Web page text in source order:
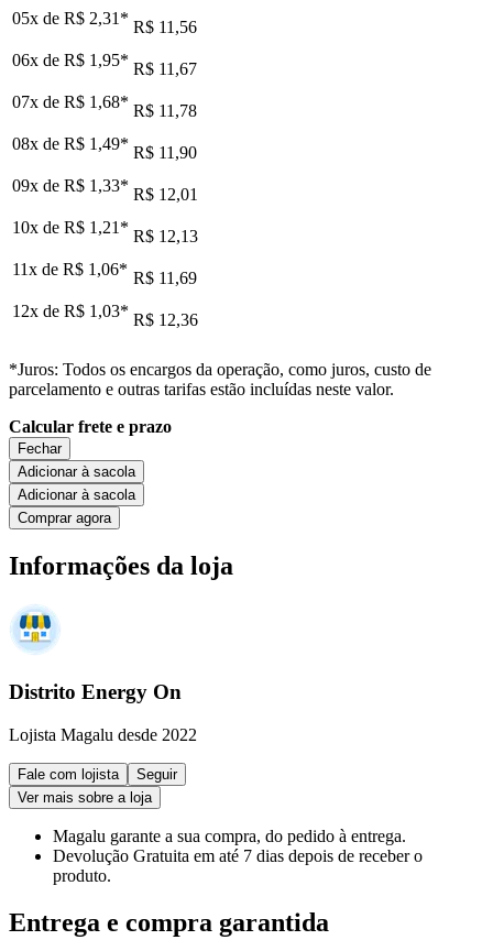
05x de R$ 2,31 * R$ 11,56
06x de R$ 1,95* R$ 11,67
07x de R$ 1,68* R$ 11,78
08x de R$ 1,49* R$ 11,90
09x de R$ 1,33* R$ 12,01
10x de R$ 1,21 * R$ 12,13
11x de R$ 1,06* R$ 11,69
12x de R$ 1,03* R$ 12,36
*Juros: Todos os encargos da operação, como juros, custo de
parcelamento e outras tarifas estão incluídas neste valor.
Calcular frete e prazo
Fechar
Adicionar à sacola
Adicionar à sacola
Comprar agora
Informações da loja
Distrito Energy On
Lojista Magalu desde 2022
Fale com lojista
Seguir
Ver mais sobre a loja
Magalu garante a sua compra, do pedido à entrega.
Devolução Gratuita em até 7 dias depois de receber o
produto.
Entrega e compra garantida